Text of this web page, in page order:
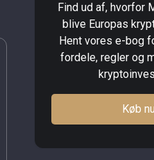
Find ud af, hvorfor
blive Europas
Hent vores e-bog
fordele, regler og
Køb nu